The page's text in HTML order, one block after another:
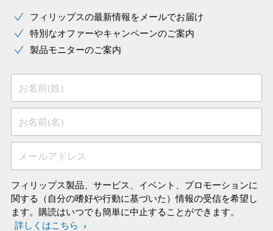
フィリップスの最新情報をメールでお届け
特別なオファーやキャンペーンのご案内
製品モニターのご案内
お名前(姓)
お名前(名)
メールアドレス
フィリップス製品、サービス、イベント、プロモーションに
関する（自分の嗜好や行動に基づいた）情報の受信を希望し
ます。購読はいつでも簡単に中止することができます。
詳しくはこちら